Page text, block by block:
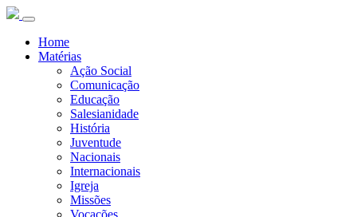
Home
Matérias
Ação Social
Comunicação
Educação
Salesianidade
História
Juventude
Nacionais
Internacionais
Igreja
Missões
Vocações